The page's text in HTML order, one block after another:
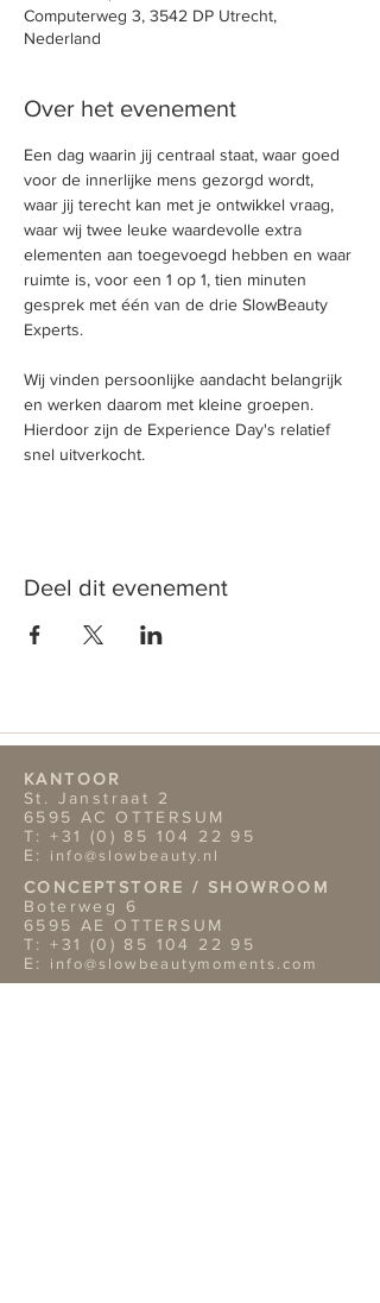
Computerweg 3, 3542 DP Utrecht,
Nederland
Over het evenement
Een dag waarin jij centraal staat, waar goed
voor de innerlijke mens gezorgd wordt,
waar jij terecht kan met je ontwikkel vraag,
waar wij twee leuke waardevolle extra
elementen aan toegevoegd hebben en waar
ruimte is, voor een 1 op 1, tien minuten
gesprek met één van de drie SlowBeauty
Experts.
Wij vinden persoonlijke aandacht belangrijk
en werken daarom met kleine groepen.
Hierdoor zijn de Experience Day's relatief
Deel dit evenement
KANTOOR
St. Janstraat 2
6595 AC OTTERSUM
T:+31 (0) 85 104 22 95
E: info@slowbeauty.nl
CONCEPTSTORE / SHOWROOM
Boterweg 6
6595 AE OTTERSUM
T:+31 (0) 85 104 22 95
E: info@slowbeautymoments.com